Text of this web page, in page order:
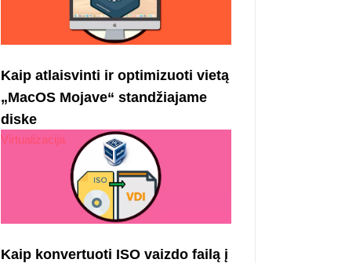
Kaip atlaisvinti ir optimizuoti vietą
„MacOS Mojave“ standžiajame
diske
Virtualizacija
Kaip konvertuoti ISO vaizdo failą į